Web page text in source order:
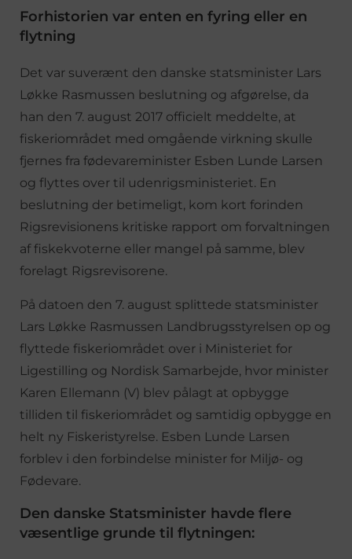
Forhistorien var enten en fyring eller en
flytning
Det var suverænt den danske statsminister Lars
Løkke Rasmussen beslutning og afgørelse, da
han den 7. august 2017 officielt meddelte, at
fiskeriområdet med omgående virkning skulle
fjernes fra fødevareminister Esben Lunde Larsen
og flyttes over til udenrigsministeriet. En
beslutning der betimeligt, kom kort forinden
Rigsrevisionens kritiske rapport om forvaltningen
af fiskekvoterne eller mangel på samme, blev
forelagt Rigsrevisorene.
På datoen den 7. august splittede statsminister
Lars Løkke Rasmussen Landbrugsstyrelsen op og
flyttede fiskeriområdet over i Ministeriet for
Ligestilling og Nordisk Samarbejde, hvor minister
Karen Ellemann (V) blev pålagt at opbygge
tilliden til fiskeriområdet og samtidig opbygge en
helt ny Fiskeristyrelse. Esben Lunde Larsen
forblev i den forbindelse minister for Miljø- og
Fødevare.
Den danske Statsminister havde flere
væsentlige grunde til flytningen: